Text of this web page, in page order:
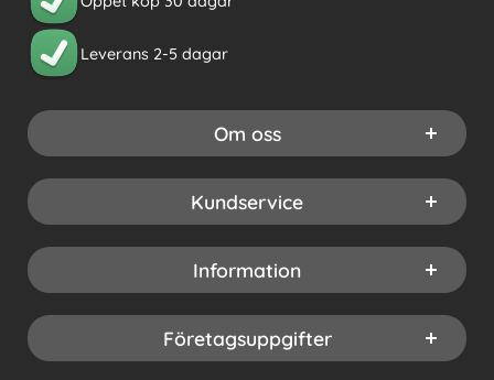
Leverans 2-5 dagar
Om oss
Kundservice
Information
Företagsuppgifter